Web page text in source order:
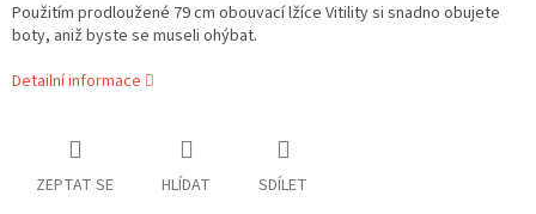
Použitím prodloužené 79 cm obouvací lžíce Vitility si snadno obujete
boty, aniž byste se museli ohýbat.
Detailní informace
ZEPTAT SE HLÍDAT SDÍLET